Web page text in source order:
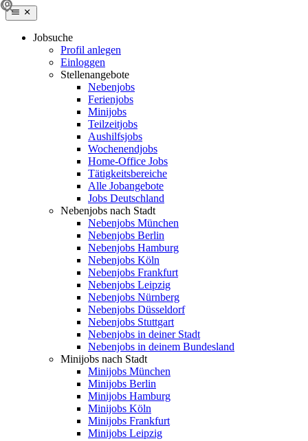
Jobsuche
Profil anlegen
Einloggen
Stellenangebote
Nebenjobs
Ferienjobs
Minijobs
Teilzeitjobs
Aushilfsjobs
Wochenendjobs
Home-Office Jobs
Tätigkeitsbereiche
Alle Jobangebote
Jobs Deutschland
Nebenjobs nach Stadt
Nebenjobs München
Nebenjobs Berlin
Nebenjobs Hamburg
Nebenjobs Köln
Nebenjobs Frankfurt
Nebenjobs Leipzig
Nebenjobs Nürnberg
Nebenjobs Düsseldorf
Nebenjobs Stuttgart
Nebenjobs in deiner Stadt
Nebenjobs in deinem Bundesland
Minijobs nach Stadt
Minijobs München
Minijobs Berlin
Minijobs Hamburg
Minijobs Köln
Minijobs Frankfurt
Minijobs Leipzig